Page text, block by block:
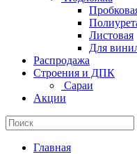
Листовая
Для
Распродажа
Строения и ДПК
Сараи
Акции
Главная